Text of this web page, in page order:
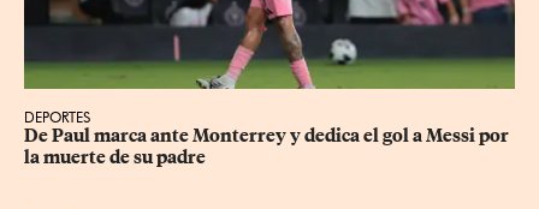
DEPORTES
De Paul marca ante Monterrey y dedica el gol a Messi por
la muerte de su padre